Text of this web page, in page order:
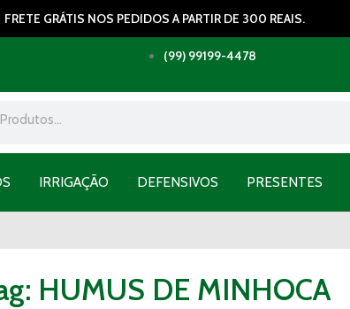
FRETE GRÁTIS NOS PEDIDOS A PARTIR DE 300 REAIS.
(99) 99199-4478
IRRIGAÇÃO DEFENSIVOS PRESENTES
HUMUS DE MINHOCA